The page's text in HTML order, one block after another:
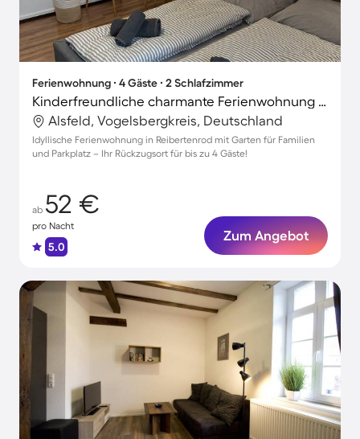
Ferienwohnung ∙ 4 Gäste ∙ 2 Schlafzimmer
Kinderfreundliche charmante Ferienwohnung mit Garten | Naturblick
Alsfeld, Vogelsbergkreis, Deutschland
Idyllische Ferienwohnung in Reibertenrod mit Garten für Familien
und Parkplatz – Ihr Rückzugsort für bis zu 4 Gäste!
ab 52 €
pro Nacht
5.0
Zum Angebot